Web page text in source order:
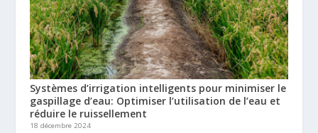
Systèmes d’irrigation intelligents pour minimiser le
gaspillage d’eau: Optimiser l’utilisation de l’eau et
réduire le ruissellement
18 décembre 2024